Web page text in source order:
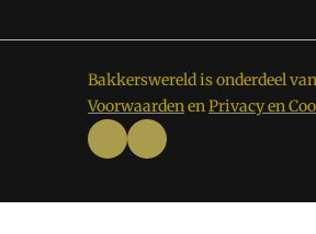
Bakkerswereld is onderdeel
VoorwaardenenPrivacy en